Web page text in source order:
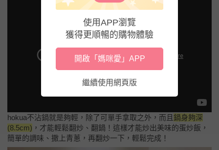
hokua不沾鍋就是夠輕，除了可單手拿取之外，而且 鍋身夠深
(8.5cm) ，才能輕鬆翻炒、翻鍋！這樣才能炒出美味的蛋炒飯，
簡單的調味、撒上青蔥，再翻炒一下，輕鬆完成！
使用APP瀏覽
獲得更順暢的購物體驗
開啟「媽咪愛」APP
繼續使用網頁版